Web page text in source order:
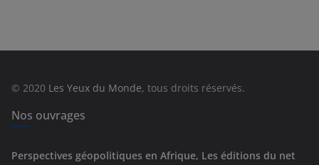
e
s
© 2020 Les Yeux du Monde, tous droits réservés.
Nos ouvrages
Perspectives géopolitiques en Afrique, Les éditions du net